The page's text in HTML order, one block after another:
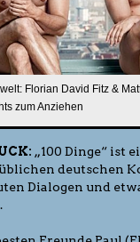
Florian David Fitz &
zum Anziehen
„100 Dinge“ ist
deutschen
Dialogen und